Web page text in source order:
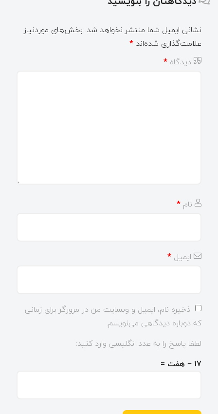
نشانی ایمیل شما منتشر نخواهد شد. بخش‌های موردنیاز
علامت‌گذاری شده‌اند *
دیدگاه *
نام *
ایمیل *
ذخیره نام، ایمیل و وبسایت من در مرورگر برای زمانی
که دوباره دیدگاهی می‌نویسم.
لطفا پاسخ را به عدد انگلیسی وارد کنید:
17 − هفت =